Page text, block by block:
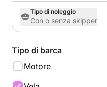
Tipo di noleggio
Con o senza skipper
Tipo di barca
Motore